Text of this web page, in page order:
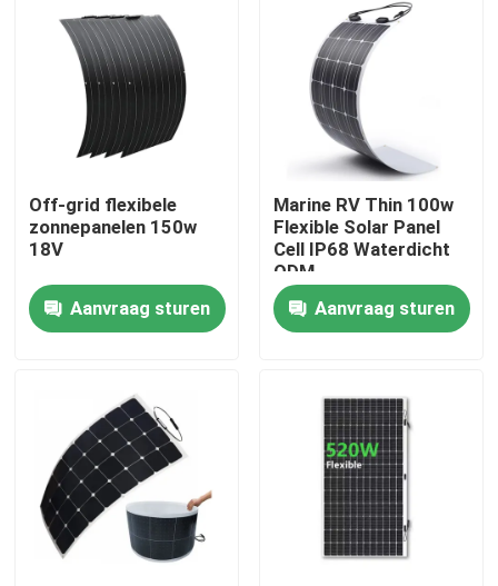
Producten
video's
Over ons
Fabriekstocht
Kwaliteitscontrole
flexibel zonnepaneel
Opvouwbare zonnebedekking
Off-grid flexibele
zonnepanelen 150w
18V
Aanvraag sturen
Marine RV Thin 100w
Flexible Solar Panel
Cell IP68 Waterdicht
ODM
Aanvraag sturen